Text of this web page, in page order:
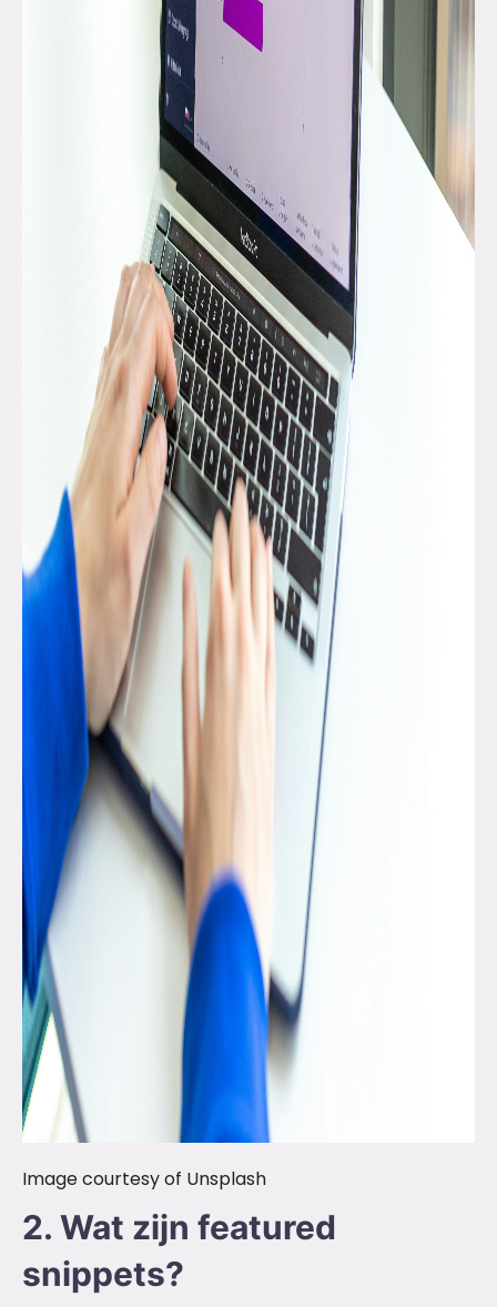
Image courtesy of Unsplash
2. Wat zijn featured
snippets?